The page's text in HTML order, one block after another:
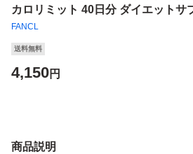
カロリミット 40日分 ダイエットサ
FANCL
送料無料
4,150円
商品説明